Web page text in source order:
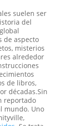
suelen ser
del
de aspecto
misterios
alrededor
de libros,
décadas.Sin
reportado
mundo. Uno